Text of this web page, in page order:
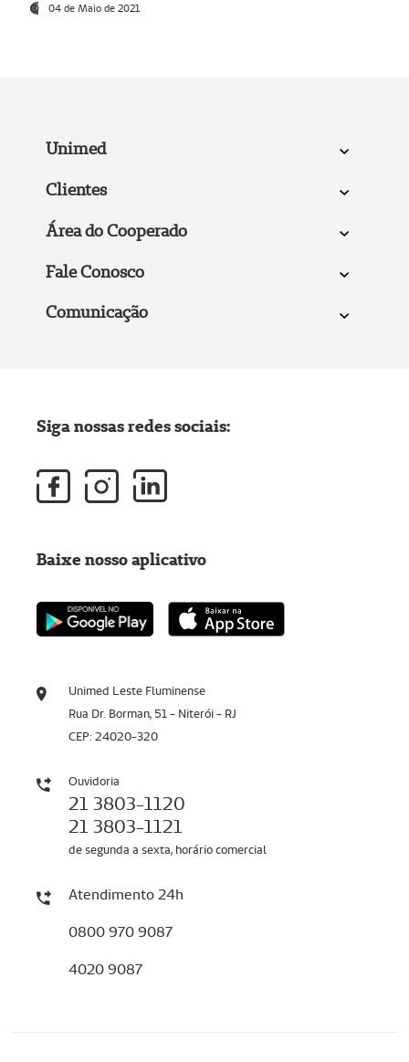
04 de Maio de 2021
Unimed
Clientes
Área do Cooperado
Fale Conosco
Comunicação
Unimed Leste Fluminense
Rua Dr. Borman, 51 - Niterói - RJ
CEP: 24020-320
Ouvidoria
21 3803-1120
21 3803-1121
de segunda a sexta, horário comercial
Atendimento 24h
0800 970 9087
4020 9087
Siga nossas redes sociais:
Baixe nosso aplicativo